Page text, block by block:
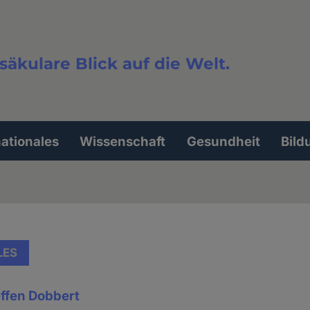
Blick auf die Welt.
Wissenschaft Gesundheit
Dobbert